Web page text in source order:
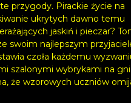
przygody. Pirackie życie na
ukrytych dawno temu
jaskiń i pieczar?
swoim najlepszym
czoła każdemu
szalonymi wybrykami na
że wzorowych uczniów